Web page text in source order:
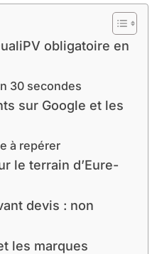
obligatoire en
30 secondes
sur Google et les
à repérer
le terrain d’Eure-
devis : non
les marques